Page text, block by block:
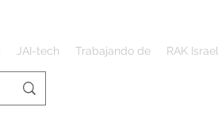
JAI-tech Trabajando de RAK Israel